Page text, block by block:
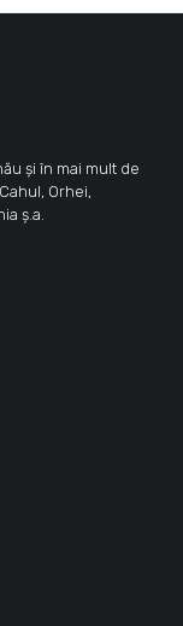
și în mai mult de
Orhei,
ș.a.